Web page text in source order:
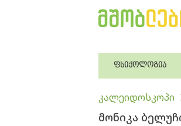
ფსიქოლოგია
კალეიდოსკოპი
მონიკა